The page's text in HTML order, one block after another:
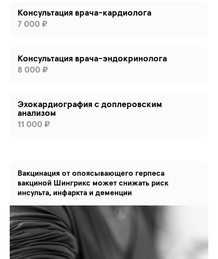
Консультация врача-кардиолога
7 000 ₽
Консультация врача-эндокринолога
8 000 ₽
Эхокардиография с доплеровским
анализом
11 000 ₽
Вакцинация от опоясывающего герпеса
вакциной Шингрикс может снижать риск
инсульта, инфаркта и деменции